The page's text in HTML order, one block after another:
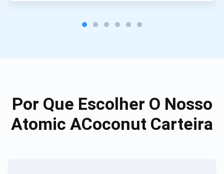
Por Que Escolher O Nosso
Atomic ACoconut Carteira